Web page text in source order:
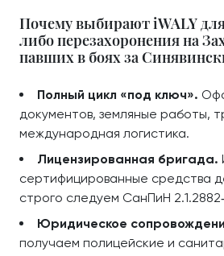
Почему выбирают iWALY
либо перезахоронения на
павших в боях за
Полный цикл «под ключ».
документов, земляные работы,
международная логистика.
Лицензированная бригада.
сертифицированные средства
строго следуем СанПиН
Юридическое
получаем полицейские и